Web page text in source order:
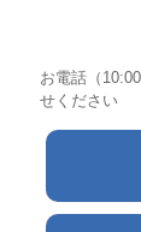
お電話（
せください